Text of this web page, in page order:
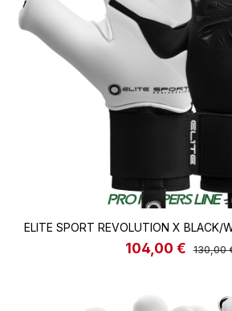
ELITE SPORT REVOLUTION X BLACK/
Verkaufspreis:
104,00 € 130,00